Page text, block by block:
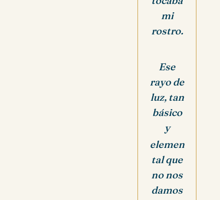
mi
rostro.
Ese
rayo de
luz, tan
básico
y
elemen
tal que
no nos
damos